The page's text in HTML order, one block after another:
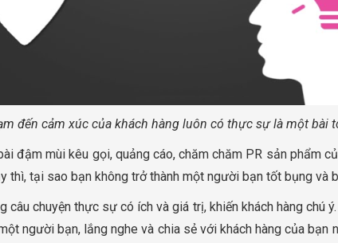
đến cảm xúc của khách hàng luôn có thực sự là một bài
đậm mùi kêu gọi, quảng cáo, chăm chăm PR sản phẩm
thì, tại sao bạn không trở thành một người bạn tốt bụng và
câu chuyện thực sự có ích và giá trị, khiến khách hàng
người bạn, lắng nghe và chia sẻ với khách hàng của